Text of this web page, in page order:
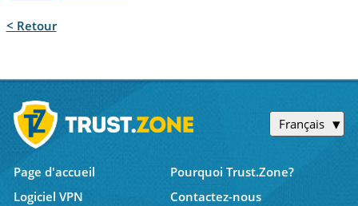
< Retour
Français
Page d'accueil
Pourquoi Trust.Zone?
Logiciel VPN
Contactez-nous